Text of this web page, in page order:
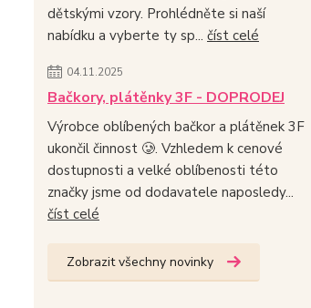
dětskými vzory. Prohlédněte si naší
nabídku a vyberte ty sp... číst celé
04.11.2025
Bačkory, plátěnky 3F - DOPRODEJ
Výrobce oblíbených bačkor a plátěnek 3F
ukončil činnost 🥲. Vzhledem k cenové
dostupnosti a velké oblíbenosti této
značky jsme od dodavatele naposledy...
číst celé
Zobrazit všechny novinky